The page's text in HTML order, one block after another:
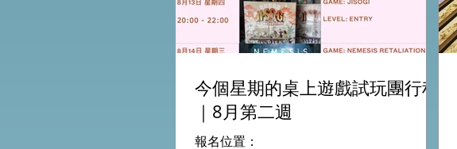
今個星期的桌上遊戲試玩團行程
｜8月第二週
報名位置：